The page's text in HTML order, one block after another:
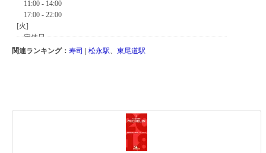
関連ランキング： 寿司 | 松永駅 東尾道駅